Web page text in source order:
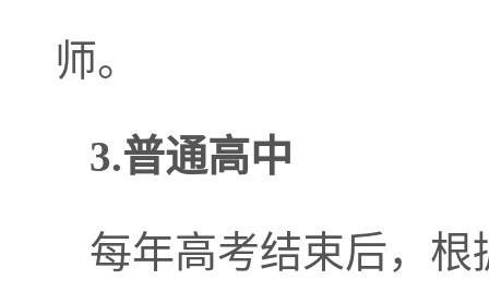
师。
3.普通高中
每年高考结束后，